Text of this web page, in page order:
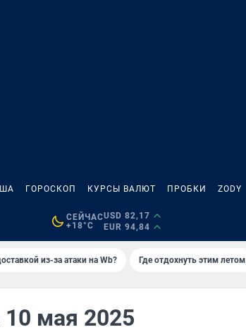
ГОРОСКОП КУРСЫ ВАЛЮТ ПРОБКИ ZODY
СЕЙЧАС
+18°C
USD 82,17
EUR 94,84
из-за атаки на Wb? Где отдохнуть этим летом
10 мая 2025